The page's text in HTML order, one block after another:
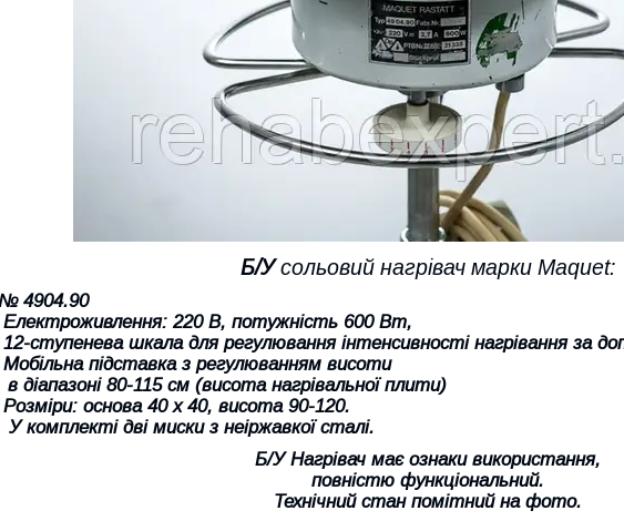
Б/Усольовий нагрівач марки Maquet:
4904.90
220 В, потужність 600 Вт,
ступенева шкала для регулювання інтенсивності нагрівання за
підставка з регулюванням висоти
діапазоні 80-115 см (висота нагрівальної плити)
основа 40 х 40, висота 90-120.
комплекті дві миски з неіржавкої сталі.
Б/У Нагрівач має ознаки використання,
повністю функціональний.
Технічний стан помітний на фото.